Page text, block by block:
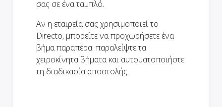
σας σε ένα ταμπλό.
Αν η εταιρεία σας χρησιμοποιεί το
Directo, μπορείτε να προχωρήσετε ένα
βήμα παραπέρα: παραλείψτε τα
χειροκίνητα βήματα και αυτοματοποιήστε
τη διαδικασία αποστολής.